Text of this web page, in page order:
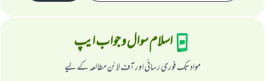
اسلام سوال و جواب ایپ
مواد تک فوری رسائی اور آف لائن مطالعہ کے لیے